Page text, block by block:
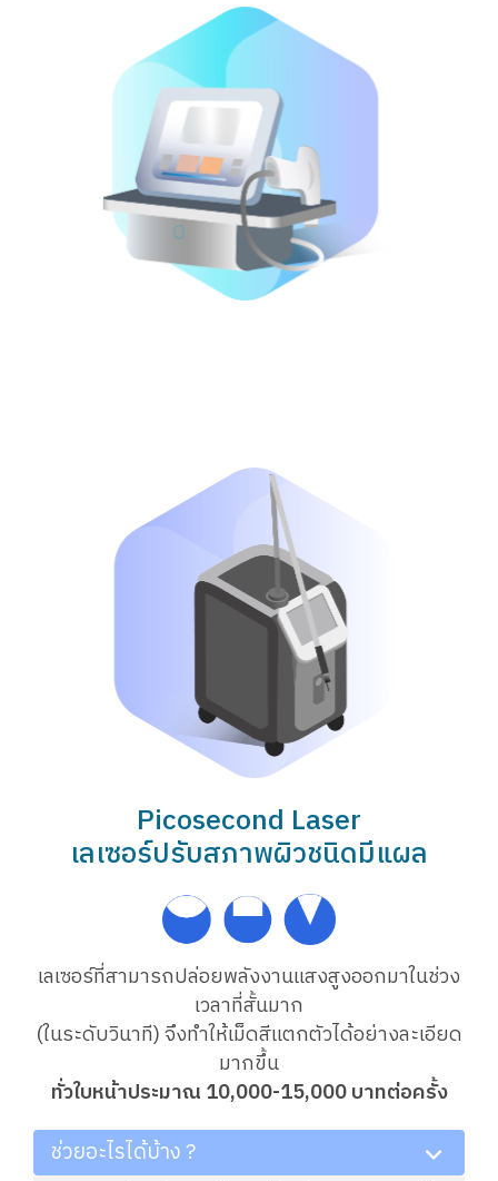
Picosecond Laser
เลเซอร์ปรับสภาพผิวชนิดมีแผล
เลเซอร์ที่สามารถปล่อยพลังงานแสงสูงออกมาในช่วง
เวลาที่สั้นมาก
(ในระดับวินาที) จึงทำให้เม็ดสีแตกตัวได้อย่างละเอียด
มากขึ้น
ทั่วใบหน้าประมาณ 10,000-15,000 บาทต่อครั้ง
ช่วยอะไรได้บ้าง ?